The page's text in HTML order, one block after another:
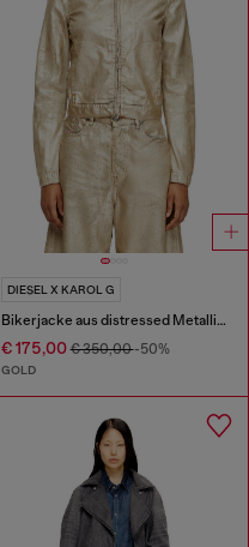
DIESEL X KAROL G
Bikerjacke aus distressed Metallic-Denim
€ 175,00€ 350,00-50%
GOLD